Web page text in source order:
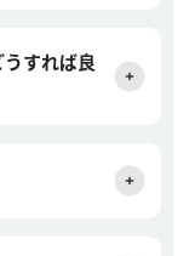
すれば良